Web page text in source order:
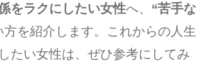
をラクにしたい女性へ、 “苦手な
方を紹介します。これからの人生
たい女性は、ぜひ参考にしてみ